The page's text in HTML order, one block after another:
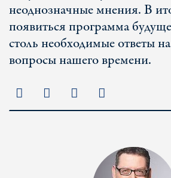
неоднозначные мнения. В
появиться программа
столь необходимые ответы
вопросы нашего времени.